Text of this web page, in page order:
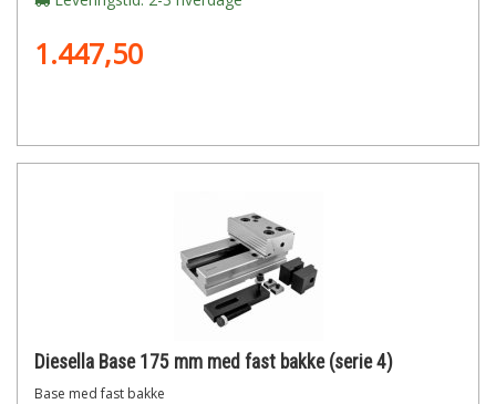
1.447,50
Diesella Base 175 mm med fast bakke (serie 4)
Base med fast bakke